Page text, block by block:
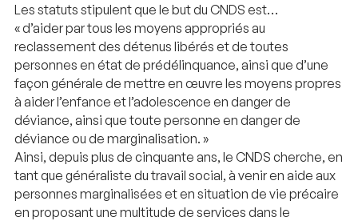
Les statuts stipulent que le but du CNDS est…
« d’aider par tous les moyens appropriés au
reclassement des détenus libérés et de toutes
personnes en état de prédélinquance, ainsi que d’une
façon générale de mettre en œuvre les moyens propres
à aider l’enfance et l’adolescence en danger de
déviance, ainsi que toute personne en danger de
déviance ou de marginalisation. »
​Ainsi, depuis plus de cinquante ans, le CNDS cherche, en
tant que généraliste du travail social, à venir en aide aux
personnes marginalisées et en situation de vie précaire
en proposant une multitude de services dans le